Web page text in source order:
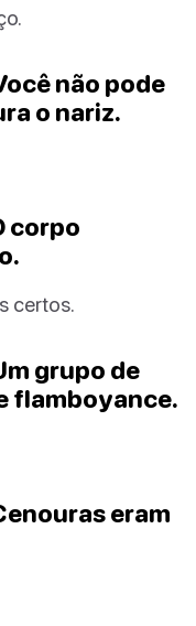
não pode
o nariz.
corpo
certos.
grupo de
flamboyance.
eram